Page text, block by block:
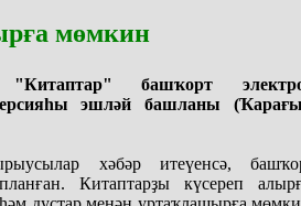
мөмкин
"Китаптар" башҡорт
эшләй башланы
хәбәр итеүенсә,
Китаптарҙы күсереп